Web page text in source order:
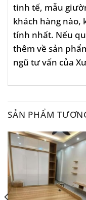
tinh tế, mẫu
khách hàng nào,
tính nhất. Nếu
thêm về sản
ngũ tư vấn của
SẢN PHẨM